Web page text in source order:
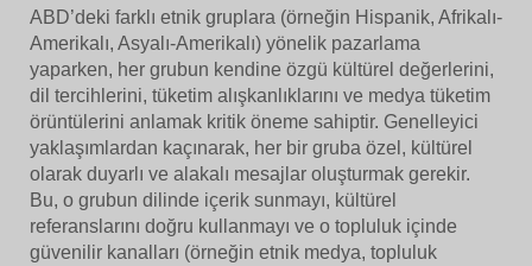
ABD’deki farklı etnik gruplara (örneğin Hispanik, Afrikalı-
Amerikalı, Asyalı-Amerikalı) yönelik pazarlama
yaparken, her grubun kendine özgü kültürel değerlerini,
dil tercihlerini, tüketim alışkanlıklarını ve medya tüketim
örüntülerini anlamak kritik öneme sahiptir. Genelleyici
yaklaşımlardan kaçınarak, her bir gruba özel, kültürel
olarak duyarlı ve alakalı mesajlar oluşturmak gerekir.
Bu, o grubun dilinde içerik sunmayı, kültürel
referanslarını doğru kullanmayı ve o topluluk içinde
güvenilir kanalları (örneğin etnik medya, topluluk